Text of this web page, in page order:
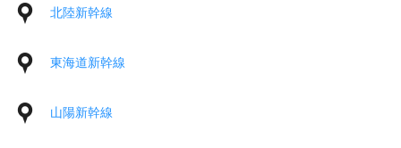
北陸新幹線
東海道新幹線
山陽新幹線